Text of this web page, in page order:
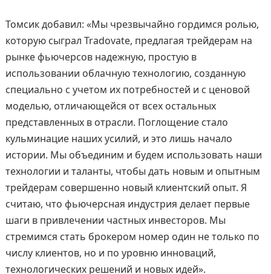
Томсик добавил: «Мы чрезвычайно гордимся ролью,
которую сыграл Tradovate, предлагая трейдерам на
рынке фьючерсов надежную, простую в
использовании облачную технологию, созданную
специально с учетом их потребностей и с ценовой
моделью, отличающейся от всех остальных
представленных в отрасли. Поглощение стало
кульминацие наших усилий, и это лишь начало
истории. Мы объединим и будем использовать наши
технологии и таланты, чтобы дать новым и опытным
трейдерам совершенно новый клиентский опыт. Я
считаю, что фьючерсная индустрия делает первые
шаги в привлечении частных инвесторов. Мы
стремимся стать брокером номер один не только по
числу клиентов, но и по уровню инноваций,
технологических решений и новых идей».